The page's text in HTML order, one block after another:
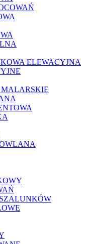
ELEWACYJNA